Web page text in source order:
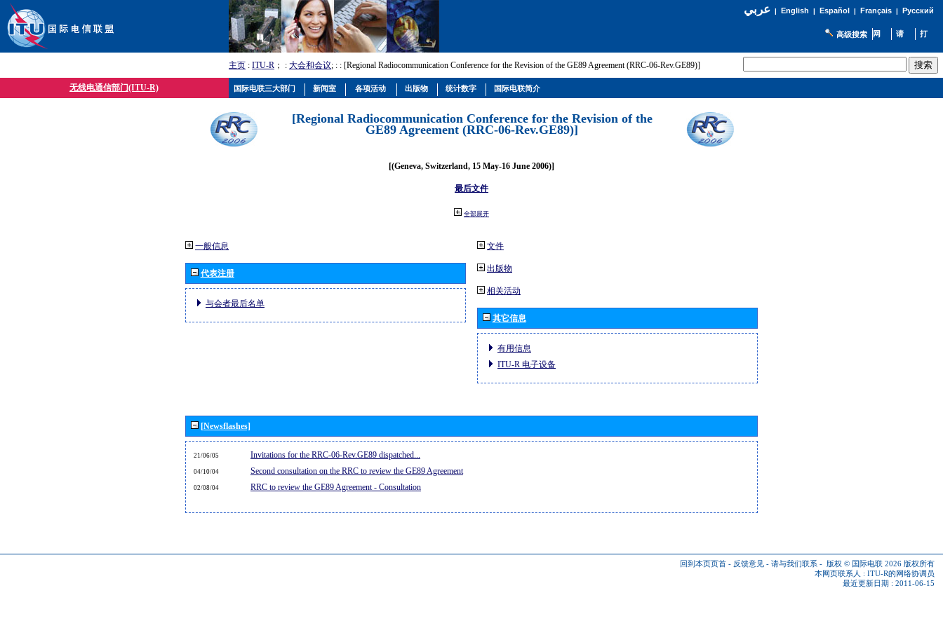
عربي| English | Español | Français| Русский
高级搜索
主页 : ITU-R ； : 大会和会议; : : [Regional Radiocommunication Conference for the Revision of the GE89 Agreement (RRC-06-Rev.GE89)]
无线电通信部门(ITU-R)
[Regional Radiocommunication Conference for the Revision of the
GE89 Agreement (RRC-06-Rev.GE89)]
[(Geneva, Switzerland, 15 May-16 June 2006)]
最后文件
全部展开
一般信息
代表注册
与会者最后名单
文件
出版物
相关活动
其它信息
有用信息
ITU-R 电子设备
[Newsflashes]
21/06/05 Invitations for the RRC-06-Rev.GE89 dispatched...
04/10/04 Second consultation on the RRC to review the GE89 Agreement
02/08/04 RRC to review the GE89 Agreement - Consultation
回到本页页首 - 反馈意见 - 请与我们联系 - 版权 © 国际电联 2026 版权所有
本网页联系人 : ITU-R的网络协调员
最近更新日期 : 2011-06-15
国际电联三大部门 新闻室 各项活动 出版物 统计数字 国际电联简介